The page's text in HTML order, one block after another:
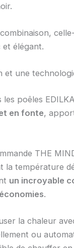
élégant.
et une
les poêles
en fonte,
THE
la température
un incroyable
.
la chaleur
ou